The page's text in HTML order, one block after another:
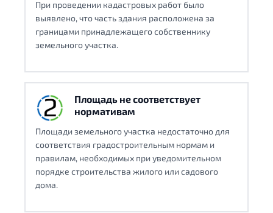
При проведении кадастровых работ было
выявлено, что часть здания расположена за
границами принадлежащего собственнику
земельного участка.
Площадь не соответствует
нормативам
Площади земельного участка недостаточно для
соответствия градостроительным нормам и
правилам, необходимых при уведомительном
порядке строительства жилого или садового
дома.